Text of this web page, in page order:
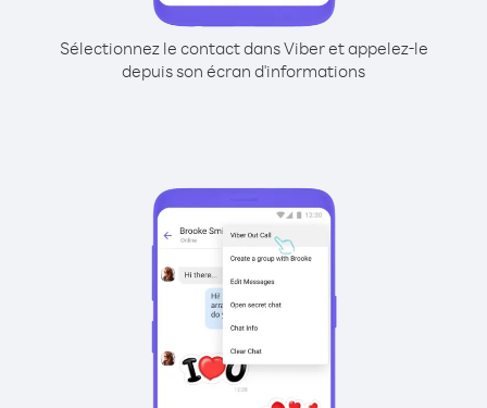
Sélectionnez le contact dans Viber et appelez-le
depuis son écran d'informations